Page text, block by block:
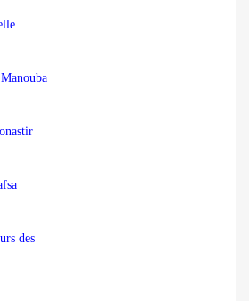
des